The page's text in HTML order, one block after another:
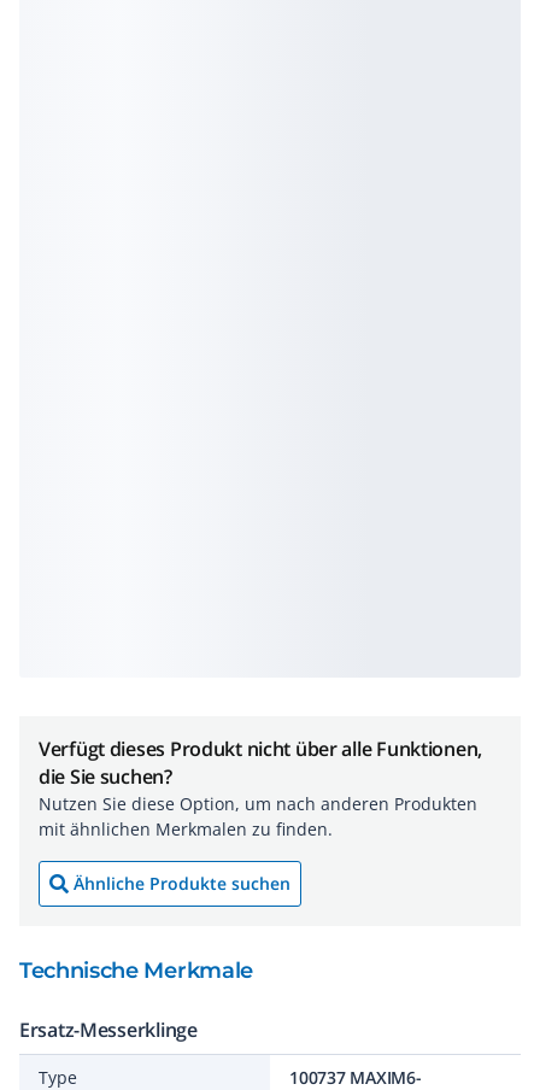
Verfügt dieses Produkt nicht über alle Funktionen,
die Sie suchen?
Nutzen Sie diese Option, um nach anderen Produkten
mit ähnlichen Merkmalen zu finden.
Ähnliche Produkte suchen
Technische Merkmale
Ersatz-Messerklinge
Type
100737 MAXIM6-